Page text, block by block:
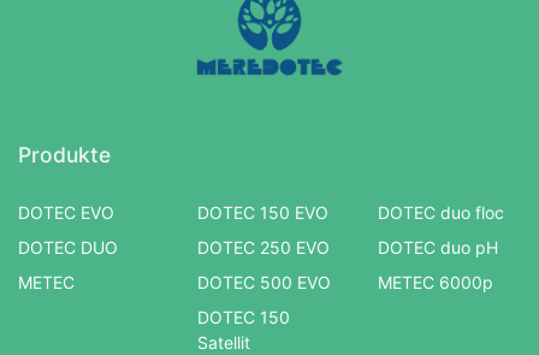
Produkte
DOTEC EVO
DOTEC DUO
METEC
DOTEC 150 EVO
DOTEC 250 EVO
DOTEC 500 EVO
DOTEC 150
Satellit
DOTEC duo floc
DOTEC duo pH
METEC 6000p